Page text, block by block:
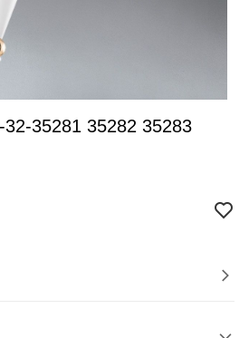
35281 35282 35283